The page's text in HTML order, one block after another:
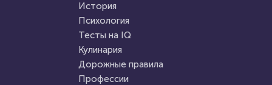
Пройти тест
26 июля 2021 62456
8 сентября 2020
История
Психология
Тесты на IQ
Кулинария
Дорожные правила
Профессии